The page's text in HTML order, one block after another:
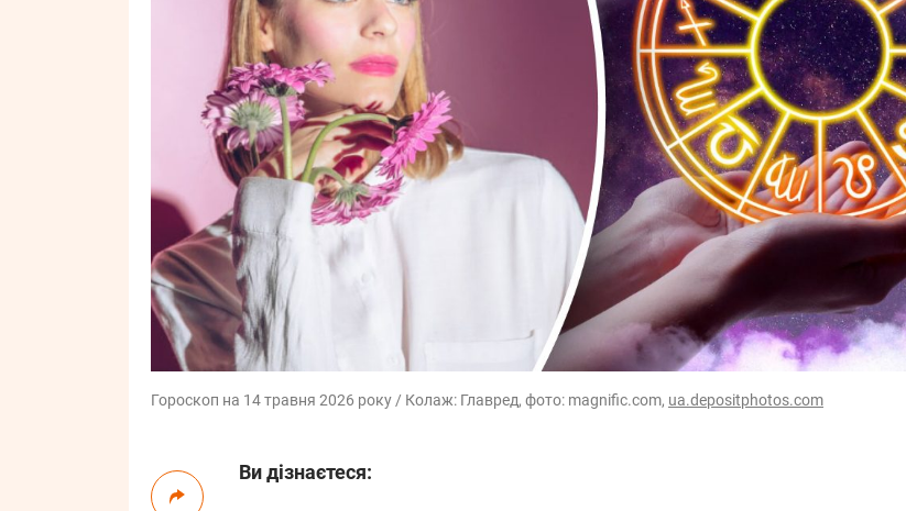
Гороскоп на 14 травня 2026 року / Колаж: Главред, фото: magnific.com, ua.depositphotos.com
Ви дізнаєтеся: